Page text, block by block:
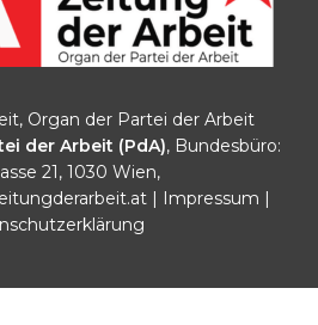
Organ der Partei der Arbeit
der Arbeit (PdA), Bundesbüro:
21, 1030 Wien,
| Impressum |